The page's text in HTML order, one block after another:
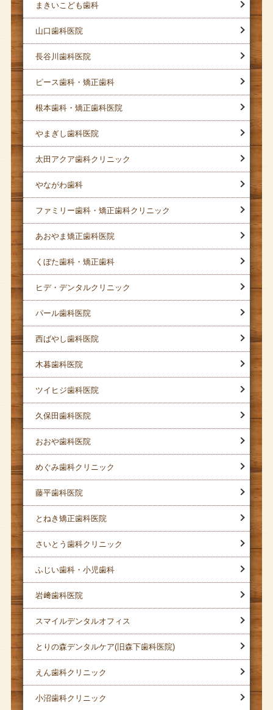
まきいこども歯科
山口歯科医院
長谷川歯科医院
ピース歯科・矯正歯科
根本歯科・矯正歯科医院
やまぎし歯科医院
太田アクア歯科クリニック
やながわ歯科
ファミリー歯科・矯正歯科クリニック
あおやま矯正歯科医院
くぼた歯科・矯正歯科
ヒデ・デンタルクリニック
パール歯科医院
西ばやし歯科医院
木暮歯科医院
ツイヒジ歯科医院
久保田歯科医院
おおや歯科医院
めぐみ歯科クリニック
藤平歯科医院
とねき矯正歯科医院
さいとう歯科クリニック
ふじい歯科・小児歯科
岩﨑歯科医院
スマイルデンタルオフィス
とりの森デンタルケア(旧森下歯科医院)
えん歯科クリニック
小沼歯科クリニック